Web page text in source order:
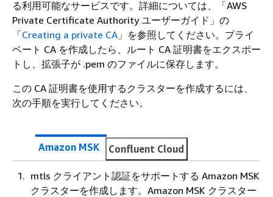
る利用可能なサービスです。詳細については、「AWS
Private Certificate Authority ユーザーガイド」の
「Creating a private CA 」を参照してください。 プライ
ベート CA を作成したら、ルート CA 証明書をエクスポー
トし、拡張子が .pem のファイルに保存します。
この CA 証明書を使用するクラスターを作成するには、
次の手順を実行してください。
Amazon MSK Confluent Cloud
mtls クライアント認証をサポートする Amazon MSK
クラスターを作成します。Amazon MSK クラスター